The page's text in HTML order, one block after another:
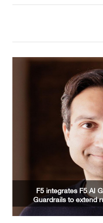
2PointZero
Revenue Surge to
AED 7.7